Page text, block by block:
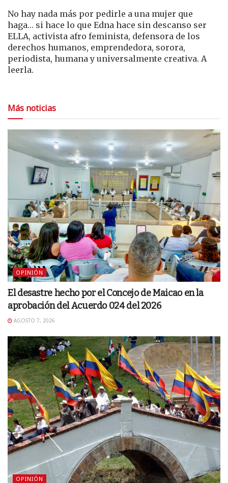
No hay nada más por pedirle a una mujer que
haga… si hace lo que Edna hace sin descanso ser
ELLA, activista afro feminista, defensora de los
derechos humanos, emprendedora, sorora,
periodista, humana y universalmente creativa. A
leerla.
Más noticias
OPINIÓN
El desastre hecho por el Concejo de Maicao en la
aprobación del Acuerdo 024 del 2026
AGOSTO 7, 2026
OPINIÓN